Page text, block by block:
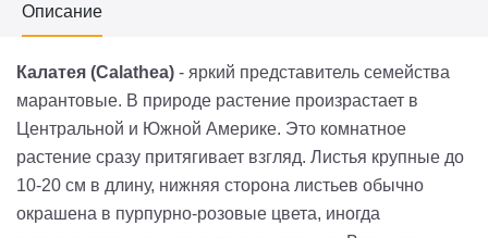
Описание
Калатея (Calathea) - яркий представитель семейства
марантовые. В природе растение произрастает в
Центральной и Южной Америке. Это комнатное
растение сразу притягивает взгляд. Листья крупные до
10-20 см в длину, нижняя сторона листьев обычно
окрашена в пурпурно-розовые цвета, иногда